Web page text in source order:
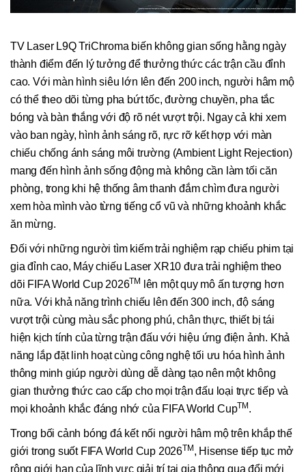
TV Laser L9Q TriChroma biến không gian sống hằng ngày
thành điểm đến lý tưởng để thưởng thức các trận cầu đỉnh
cao. Với màn hình siêu lớn lên đến 200 inch, người hâm mộ
có thể theo dõi từng pha bứt tốc, đường chuyền, pha tắc
bóng và bàn thắng với độ rõ nét vượt trội. Ngay cả khi xem
vào ban ngày, hình ảnh sáng rõ, rực rỡ kết hợp với màn
chiếu chống ánh sáng môi trường (Ambient Light Rejection)
mang đến hình ảnh sống động mà không cần làm tối căn
phòng, trong khi hệ thống âm thanh đắm chìm đưa người
xem hòa mình vào từng tiếng cổ vũ và những khoảnh khắc
ăn mừng.
Đối với những người tìm kiếm trải nghiệm rạp chiếu phim tại
gia đỉnh cao, Máy chiếu Laser XR10 đưa trải nghiệm theo
dõi FIFA World Cup 2026TM
lên một quy mô ấn tượng hơn
nữa. Với khả năng trình chiếu lên đến 300 inch, độ sáng
vượt trội cùng màu sắc phong phú, chân thực, thiết bị tái
hiện kịch tính của từng trận đấu với hiệu ứng điện ảnh. Khả
năng lắp đặt linh hoạt cùng công nghệ tối ưu hóa hình ảnh
thông minh giúp người dùng dễ dàng tạo nên một không
gian thưởng thức cao cấp cho mọi trận đấu loại trực tiếp và
mọi khoảnh khắc đáng nhớ của FIFA World CupTM .
Trong bối cảnh bóng đá kết nối người hâm mộ trên khắp thế
giới trong suốt FIFA World Cup 2026TM , Hisense tiếp tục mở
rộng giới hạn của lĩnh vực giải trí tại gia thông qua đổi mới